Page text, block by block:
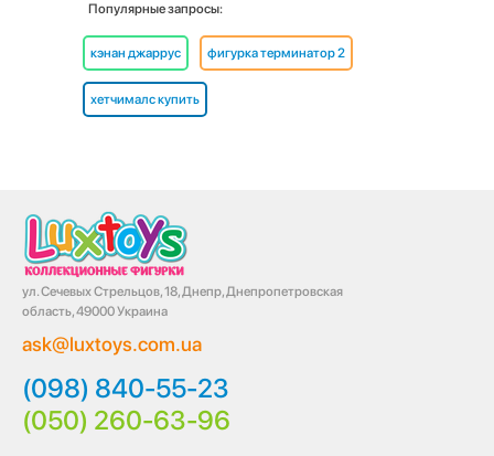
Популярные запросы:
кэнан джаррус фигурка терминатор 2
хетчималс купить
ул. Сечевых Стрельцов, 18, Днепр, Днепропетровская
область, 49000 Украина
ask@luxtoys.com.ua
(098) 840-55-23
(050) 260-63-96